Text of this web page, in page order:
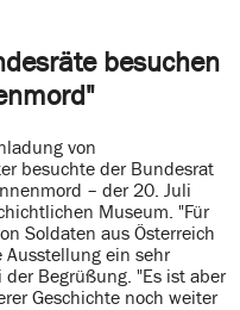
besuchen
von
besuchte der Bundesrat
– der 20. Juli
Museum. "Für
Soldaten aus Österreich
Ausstellung ein sehr
Begrüßung. "Es ist aber
Geschichte noch weiter